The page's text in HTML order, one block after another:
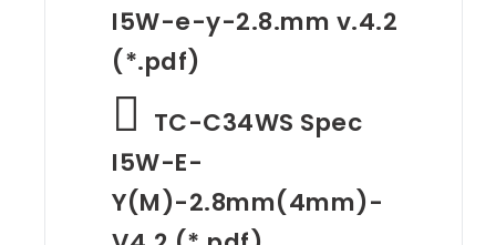
I5W-e-y-2.8.mm v.4.2
(*.pdf)
TC-C34WS Spec
I5W-E-
Y(M)-2.8mm(4mm)-